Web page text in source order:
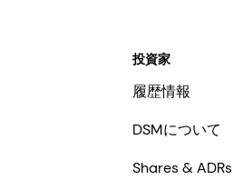
投資家
履歴情報
DSMについて
Shares & ADRs